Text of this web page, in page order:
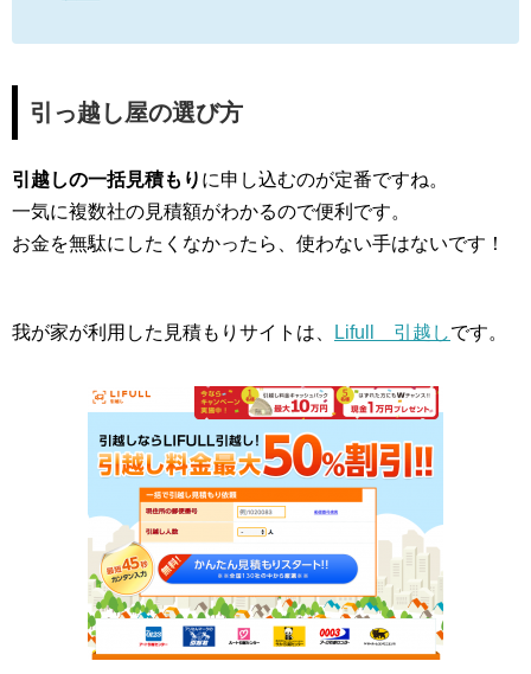
引っ越し屋の選び方
引越しの一括見積もり に申し込むのが定番ですね。
一気に複数社の見積額がわかるので便利です。
お金を無駄にしたくなかったら、使わない手はないです！
我が家が利用した見積もりサイトは、 Lifull 引越しです。